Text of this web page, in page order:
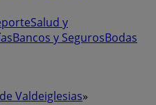
Salud y
Bancos y SegurosBodas
Valdeiglesias»